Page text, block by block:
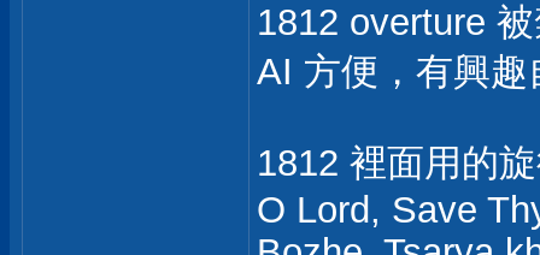
1812 overture
AI 方便，有興趣
1812 裡面用的
O Lord, Save